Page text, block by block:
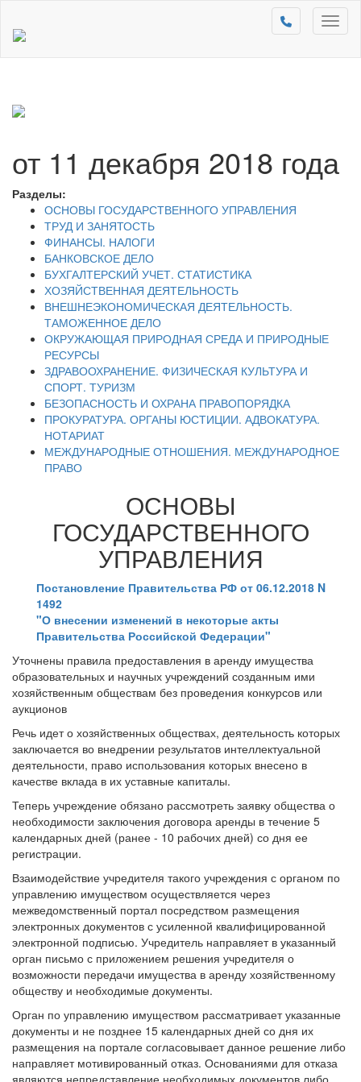
от 11 декабря 2018 года
Разделы:
ОСНОВЫ ГОСУДАРСТВЕННОГО УПРАВЛЕНИЯ
ТРУД И ЗАНЯТОСТЬ
ФИНАНСЫ. НАЛОГИ
БАНКОВСКОЕ ДЕЛО
БУХГАЛТЕРСКИЙ УЧЕТ. СТАТИСТИКА
ХОЗЯЙСТВЕННАЯ ДЕЯТЕЛЬНОСТЬ
ВНЕШНЕЭКОНОМИЧЕСКАЯ ДЕЯТЕЛЬНОСТЬ.
ТАМОЖЕННОЕ ДЕЛО
ОКРУЖАЮЩАЯ ПРИРОДНАЯ СРЕДА И ПРИРОДНЫЕ
РЕСУРСЫ
ЗДРАВООХРАНЕНИЕ. ФИЗИЧЕСКАЯ КУЛЬТУРА И
СПОРТ. ТУРИЗМ
БЕЗОПАСНОСТЬ И ОХРАНА ПРАВОПОРЯДКА
ПРОКУРАТУРА. ОРГАНЫ ЮСТИЦИИ. АДВОКАТУРА.
НОТАРИАТ
МЕЖДУНАРОДНЫЕ ОТНОШЕНИЯ. МЕЖДУНАРОДНОЕ
ПРАВО
ОСНОВЫ
ГОСУДАРСТВЕННОГО
УПРАВЛЕНИЯ
Постановление Правительства РФ от 06.12.2018 N
1492
"О внесении изменений в некоторые акты
Правительства Российской Федерации"
Уточнены правила предоставления в аренду имущества
образовательных и научных учреждений созданным ими
хозяйственным обществам без проведения конкурсов или
аукционов
Речь идет о хозяйственных обществах, деятельность которых
заключается во внедрении результатов интеллектуальной
деятельности, право использования которых внесено в
качестве вклада в их уставные капиталы.
Теперь учреждение обязано рассмотреть заявку общества о
необходимости заключения договора аренды в течение 5
календарных дней (ранее - 10 рабочих дней) со дня ее
регистрации.
Взаимодействие учредителя такого учреждения с органом по
управлению имуществом осуществляется через
межведомственный портал посредством размещения
электронных документов с усиленной квалифицированной
электронной подписью. Учредитель направляет в указанный
орган письмо с приложением решения учредителя о
возможности передачи имущества в аренду хозяйственному
обществу и необходимые документы.
Орган по управлению имуществом рассматривает указанные
документы и не позднее 15 календарных дней со дня их
размещения на портале согласовывает данное решение либо
направляет мотивированный отказ. Основаниями для отказа
являются непредставление необходимых документов либо